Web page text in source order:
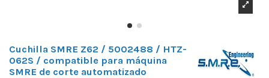
Cuchilla SMRE Z62 / 5002488 / HTZ-
062S / compatible para máquina
SMRE de corte automatizado